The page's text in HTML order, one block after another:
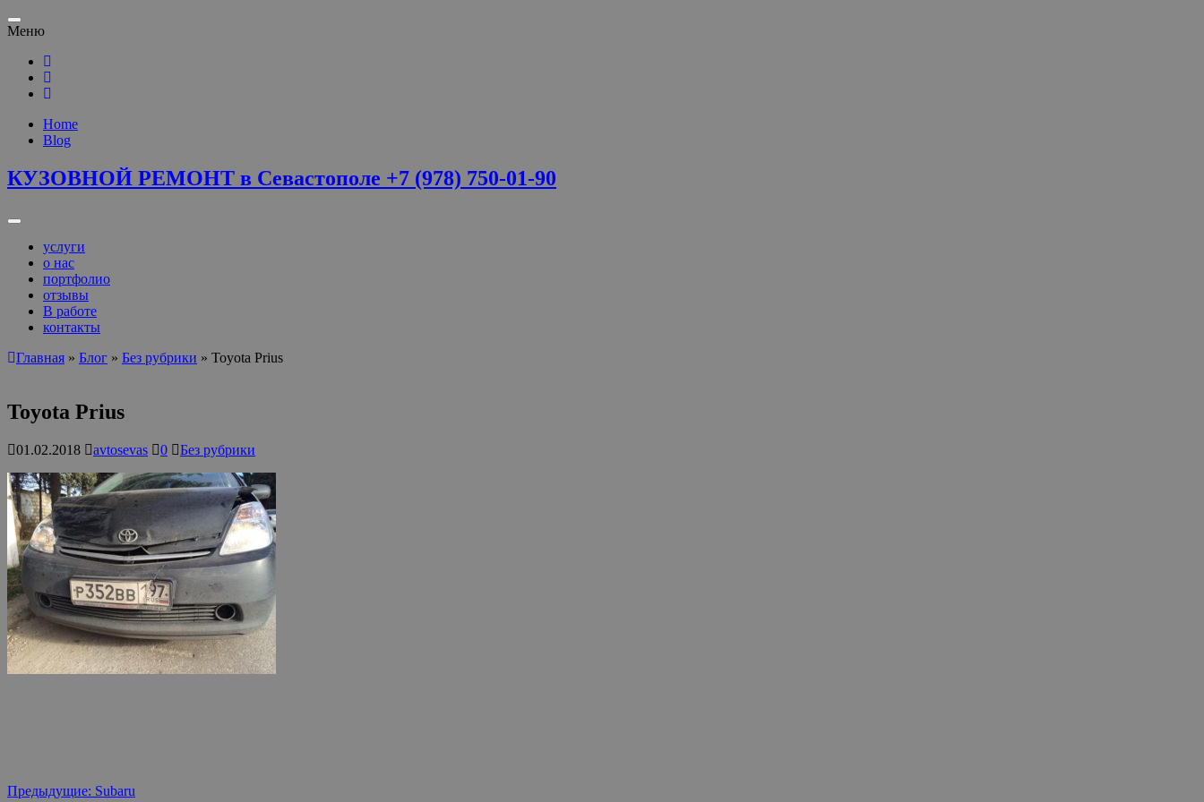
Переключить
навигацию
Меню
Home
Blog
КУЗОВНОЙ РЕМОНТ в Севастополе +7 (978) 750-01-90
Переключить
услуги
о нас
портфолио
отзывы
В работе
контакты
Главная » Блог » Без рубрики » Toyota Prius
Toyota Prius
01.02.2018 avtosevas 0 Без рубрики
Предыдущие: Subaru